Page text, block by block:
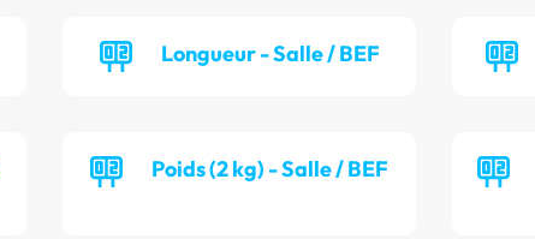
Longueur - Salle / BEF
Poids (2 kg) - Salle / BEF